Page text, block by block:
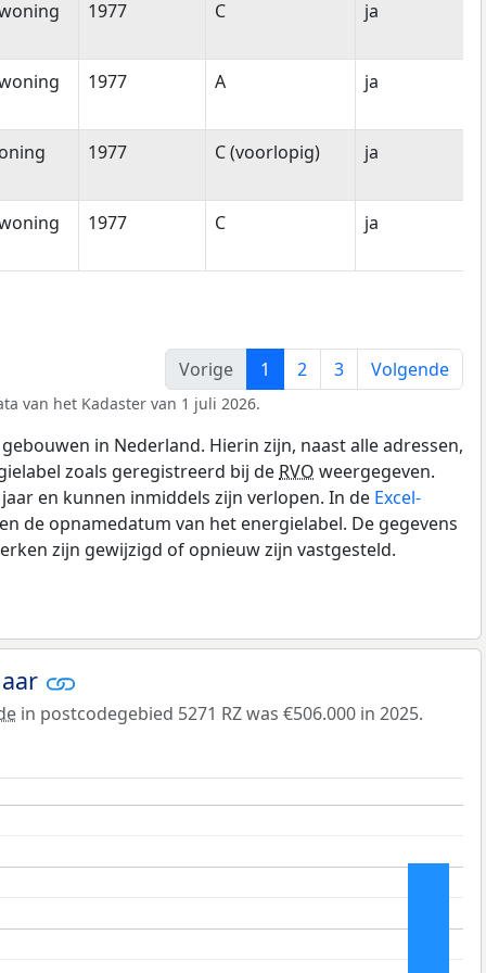
1977 C ja
1977 A ja
1977 C (voorlopig) ja
1977 C ja
Vorige 1 2 3 Volgende
van het Kadaster van 1 juli 2026.
in Nederland. Hierin zijn, naast alle adressen,
zoals geregistreerd bij de RVO weergegeven.
en kunnen inmiddels zijn verlopen. In de Excel-
de opnamedatum van het energielabel. De gegevens
zijn gewijzigd of opnieuw zijn vastgesteld.
in postcodegebied 5271 RZ was €506.000 in 2025.